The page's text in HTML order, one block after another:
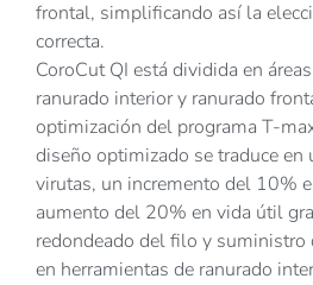
frontal, simplificando así la
correcta.
CoroCut QI está dividida en
ranurado interior y ranurado
optimización del programa T-
diseño optimizado se traduce en
virutas, un incremento del 10%
aumento del 20% en vida útil
redondeado del filo y suministro
en herramientas de ranurado